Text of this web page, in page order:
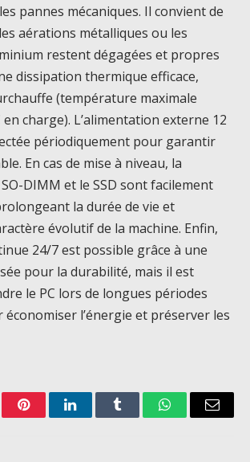
pannes mécaniques. Il convient de
aérations métalliques ou les
restent dégagées et propres
dissipation thermique efficace,
(température maximale
charge). L’alimentation externe 12
périodiquement pour garantir
En cas de mise à niveau, la
DIMM et le SSD sont facilement
la durée de vie et
évolutif de la machine. Enfin,
24/7 est possible grâce à une
pour la durabilité, mais il est
le PC lors de longues périodes
économiser l’énergie et préserver les
PinterestLinkedInTumblr WhatsAppEmail